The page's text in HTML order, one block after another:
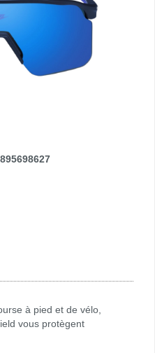
à pied et de vélo,
vous protègent